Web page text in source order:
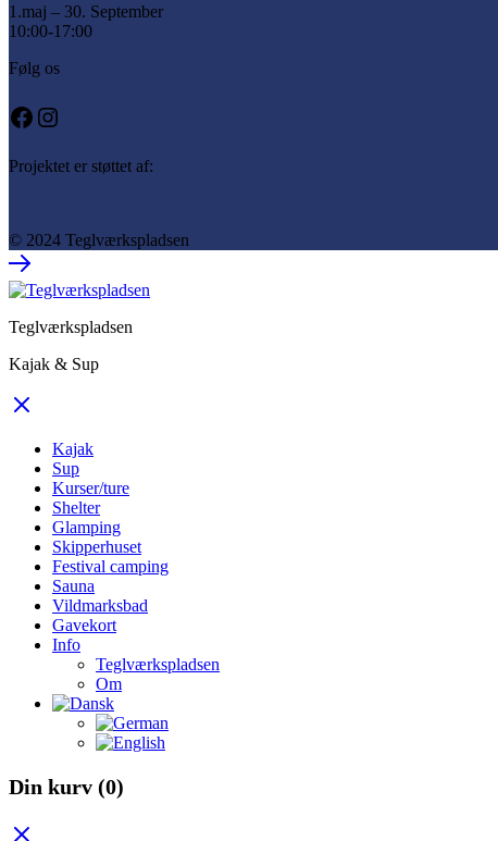
1.maj – 30. September
10:00-17:00
Følg os
Facebook
Instagram
Projektet er støttet af:
© 2024 Teglværkspladsen
Teglværkspladsen
Kajak & Sup
Kajak
Sup
Kurser/ture
Shelter
Glamping
Skipperhuset
Festival camping
Sauna
Vildmarksbad
Gavekort
Info
Teglværkspladsen
Om
Din kurv (0)